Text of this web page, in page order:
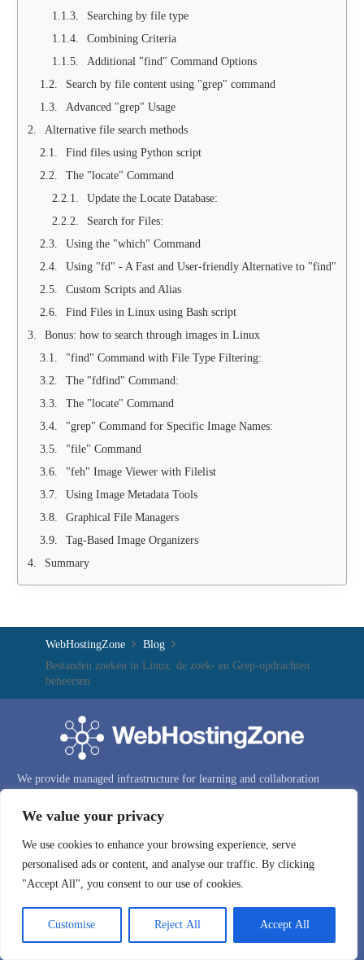
We value your privacy
We use cookies to enhance your browsing experience, serve
personalised ads or content, and analyse our traffic. By clicking
"Accept All", you consent to our use of cookies.
Customise Reject All Accept All
Searching by file type
Combining Criteria
Additional "find" Command Options
Search by file content using "grep" command
Advanced "grep" Usage
Alternative file search methods
Find files using Python script
The "locate" Command
Update the Locate Database:
Search for Files:
Using the "which" Command
Using "fd" - A Fast and User-friendly Alternative to "find"
Custom Scripts and Alias
Find Files in Linux using Bash script
Bonus: how to search through images in Linux
"find" Command with File Type Filtering:
The "fdfind" Command:
The "locate" Command
"grep" Command for Specific Image Names:
"file" Command
"feh" Image Viewer with Filelist
Using Image Metadata Tools
Graphical File Managers
Tag-Based Image Organizers
Summary
WebHostingZone
Blog
Bestanden zoeken in Linux: de zoek- en Grep-opdrachten
beheersen
We provide managed infrastructure for learning and collaboration
solutions including LMS systems and video conferencing platforms –
fully optimized for performance, security, and reliability.
MENU —
PRIVÉ VIDEOCONFERENTIESYSTEEM